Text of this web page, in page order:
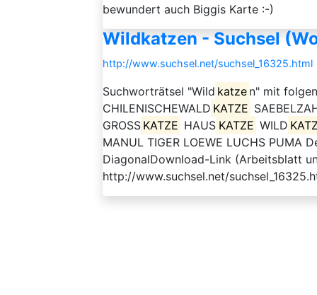
bewundert auch Biggis Karte :-)
Wildkatzen - Suchsel
http://www.suchsel.net/suchsel_16325.html
Suchworträtsel "Wild katze n" mit
CHILENISCHEWALD KATZE
GROSS KATZE HAUS KATZE WILD
MANUL TIGER LOEWE LUCHS
DiagonalDownload-Link (Arbeitsblatt
http://www.suchsel.net/